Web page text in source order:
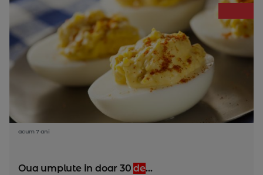
acum 7 ani
Oua umplute in doar 30de...